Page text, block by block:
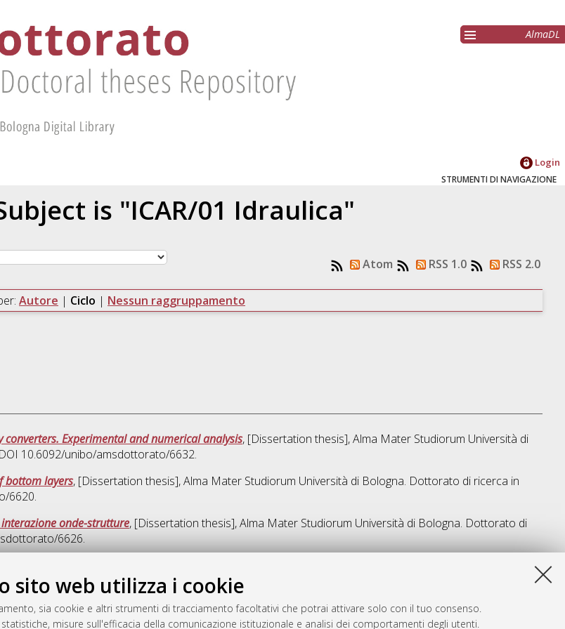
sito web utilizza i cookie
sia cookie e altri strumenti di tracciamento facoltativi che potrai attivare solo con il tuo consenso.
misure sull'efficacia della comunicazione istituzionale e analisi dei comportamenti degli utenti.
AlmaDL
Login
STRUMENTI DI NAVIGAZIONE
is "ICAR/01 Idraulica"
Atom RSS 1.0 RSS 2.0
Autore | Ciclo | Nessun raggruppamento
Experimental and numerical analysis, [Dissertation thesis], Alma Mater Studiorum Università di
10.6092/unibo/amsdottorato/6632.
bottom layers, [Dissertation thesis], Alma Mater Studiorum Università di Bologna. Dottorato di ricerca in
6620.
onde-strutture, [Dissertation thesis], Alma Mater Studiorum Università di Bologna. Dottorato di
6626.
Questa lista e' stata generata il Sat Aug 8 20:34:16 2026 CEST.